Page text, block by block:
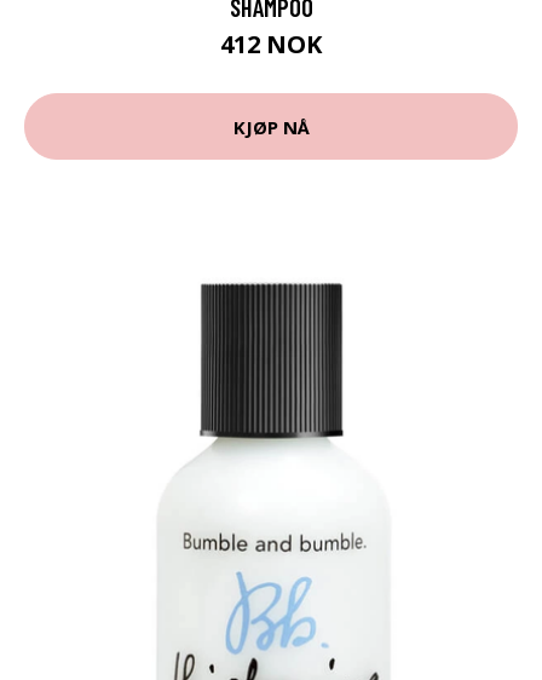
SHAMPOO
412 NOK
KJØP NÅ